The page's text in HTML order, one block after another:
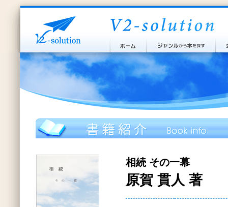
相続 その一幕
原賀 貫人 著